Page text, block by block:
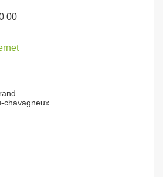
00
chavagneux